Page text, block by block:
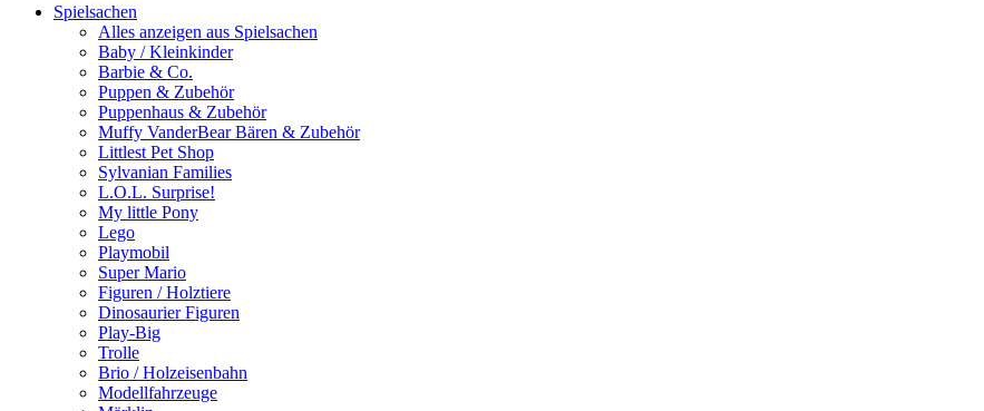
Spielsachen
Alles anzeigen aus Spielsachen
Baby / Kleinkinder
Barbie & Co.
Puppen & Zubehör
Puppenhaus & Zubehör
Muffy VanderBear Bären & Zubehör
Littlest Pet Shop
Sylvanian Families
L.O.L. Surprise!
My little Pony
Lego
Playmobil
Super Mario
Figuren / Holztiere
Dinosaurier Figuren
Play-Big
Trolle
Brio / Holzeisenbahn
Modellfahrzeuge